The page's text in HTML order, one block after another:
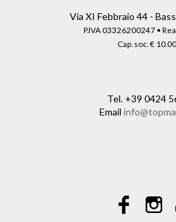
Via XI Febbraio 44 -
P.IVA 03326200247 •
Cap. soc. €
Tel. +39 0424
Email